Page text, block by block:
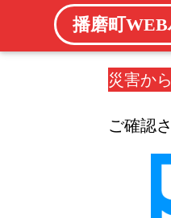
播磨町
災害か
ご確認